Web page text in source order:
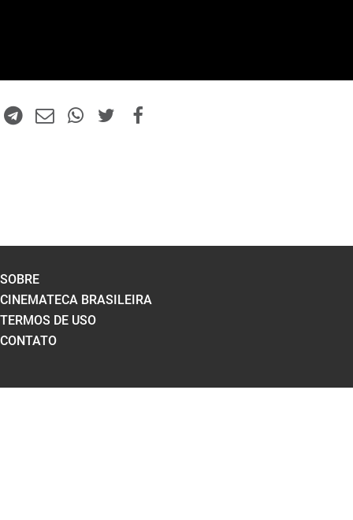
SOBRE
CINEMATECA BRASILEIRA
TERMOS DE USO
CONTATO